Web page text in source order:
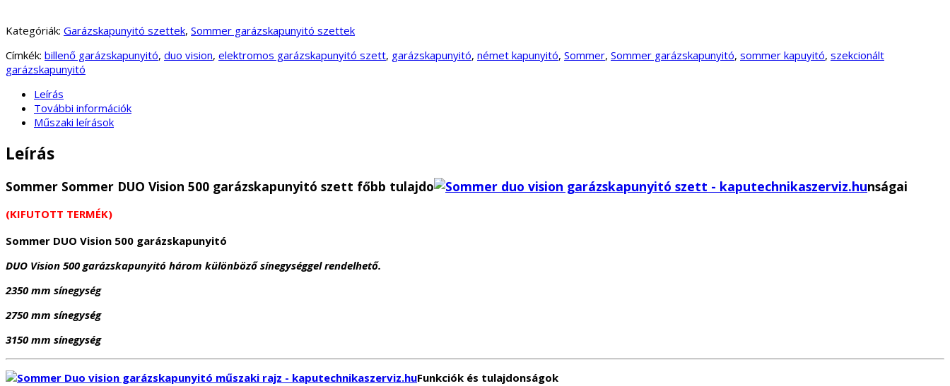
Kategóriák: Garázskapunyitó szettek, Sommer garázskapunyitó szettek
Címkék: billenő garázskapunyitó, duo vision, elektromos garázskapunyitó szett, garázskapunyitó, német kapunyitó, Sommer, Sommer garázskapunyitó, sommer kapuyitó, szekcionált
garázskapunyitó
Leírás
További információk
Műszaki leírások
Leírás
Sommer Sommer DUO Vision 500 garázskapunyitó szett főbb tulajdo nságai
(KIFUTOTT TERMÉK)
Sommer DUO Vision 500 garázskapunyitó
DUO Vision 500 garázskapunyitó három különböző sínegységgel rendelhető.
2350 mm sínegység
2750 mm sínegység
3150 mm sínegység
Funkciók és tulajdonságok